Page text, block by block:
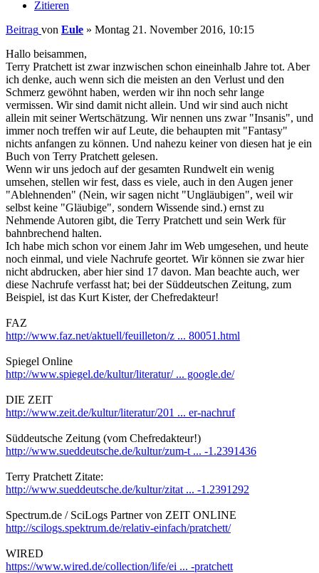
Zitieren
Beitrag von Eule » Montag 21. November 2016, 10:15
Hallo beisammen,
Terry Pratchett ist zwar inzwischen schon eineinhalb Jahre tot. Aber
ich denke, auch wenn sich die meisten an den Verlust und den
Schmerz gewöhnt haben, werden wir ihn noch sehr lange
vermissen. Wir sind damit nicht allein. Und wir sind auch nicht
allein mit seiner Wertschätzung. Wir nennen uns zwar "Insanis", und
immer noch treffen wir auf Leute, die behaupten mit "Fantasy"
nichts anfangen zu können. Und nahezu keiner von diesen hat je ein
Buch von Terry Pratchett gelesen.
Wenn wir uns jedoch auf der gesamten Rundwelt ein wenig
umsehen, stellen wir fest, dass es viele, auch in den Augen jener
"Ablehnenden" (Nein, wir sagen nicht "Ungläubigen", weil wir
selbst keine "Gläubige", sondern Wissende sind.) ernst zu
Nehmende Autoren gibt, die Terry Pratchett und sein Werk für
bahnbrechend halten.
Ich habe mich schon vor einem Jahr im Web umgesehen, und heute
noch einmal, und viele Nachrufe geortet. Wir können sie zwar hier
nicht abdrucken, aber hier sind 17 davon. Man beachte auch, wer
diese Nachrufe verfasst hat; bei der Süddeutschen Zeitung, zum
Beispiel, ist das Kurt Kister, der Chefredakteur!
FAZ
http://www.faz.net/aktuell/feuilleton/z ... 80051.html
Spiegel Online
http://www.spiegel.de/kultur/literatur/ ... google.de/
DIE ZEIT
http://www.zeit.de/kultur/literatur/201 ... er-nachruf
Süddeutsche Zeitung (vom Chefredakteur!)
http://www.sueddeutsche.de/kultur/zum-t ... -1.2391436
Terry Pratchett Zitate:
http://www.sueddeutsche.de/kultur/zitat ... -1.2391292
Spectrum.de / SciLogs Partner von ZEIT ONLINE
http://scilogs.spektrum.de/relativ-einfach/pratchett/
WIRED
https://www.wired.de/collection/life/ei ... -pratchett